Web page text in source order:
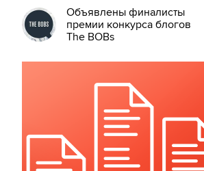
Объявлены финалисты
премии конкурса блогов
The BOBs